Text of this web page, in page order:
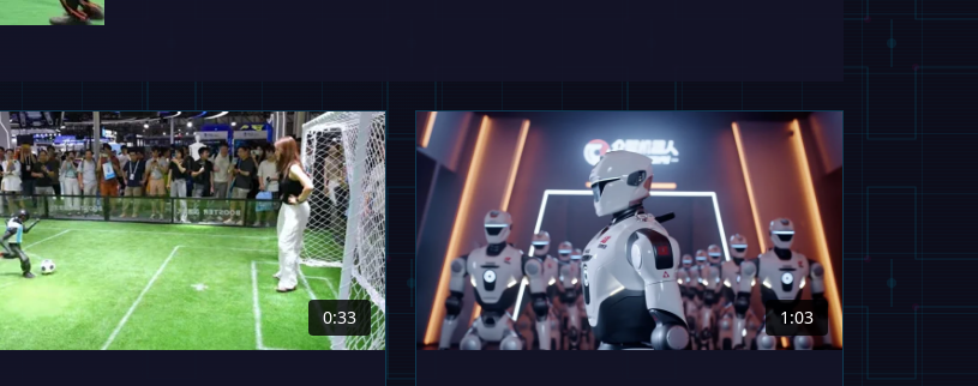
0:33 1:03